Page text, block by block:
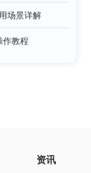
场景详解
作教程
资讯